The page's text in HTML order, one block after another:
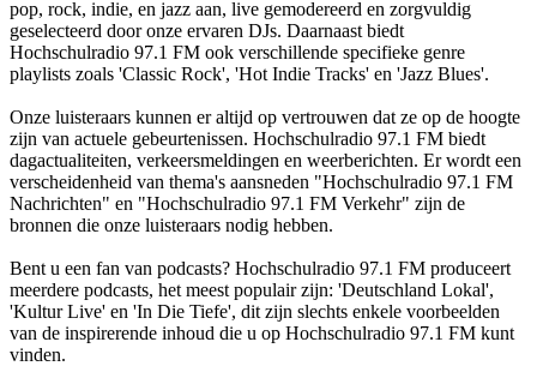
pop, rock, indie, en jazz aan, live gemodereerd en zorgvuldig
geselecteerd door onze ervaren DJs. Daarnaast biedt
Hochschulradio 97.1 FM ook verschillende specifieke genre
playlists zoals 'Classic Rock', 'Hot Indie Tracks' en 'Jazz Blues'.
Onze luisteraars kunnen er altijd op vertrouwen dat ze op de hoogte
zijn van actuele gebeurtenissen. Hochschulradio 97.1 FM biedt
dagactualiteiten, verkeersmeldingen en weerberichten. Er wordt een
verscheidenheid van thema's aansneden "Hochschulradio 97.1 FM
Nachrichten" en "Hochschulradio 97.1 FM Verkehr" zijn de
bronnen die onze luisteraars nodig hebben.
Bent u een fan van podcasts? Hochschulradio 97.1 FM produceert
meerdere podcasts, het meest populair zijn: 'Deutschland Lokal',
'Kultur Live' en 'In Die Tiefe', dit zijn slechts enkele voorbeelden
van de inspirerende inhoud die u op Hochschulradio 97.1 FM kunt
vinden.